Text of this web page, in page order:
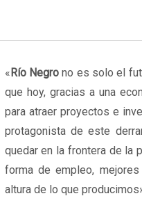
«Río Negrono es solo el
que hoy, gracias a una
para atraer proyectos e
protagonista de este
quedar en la frontera de la
forma de empleo,
altura de lo que